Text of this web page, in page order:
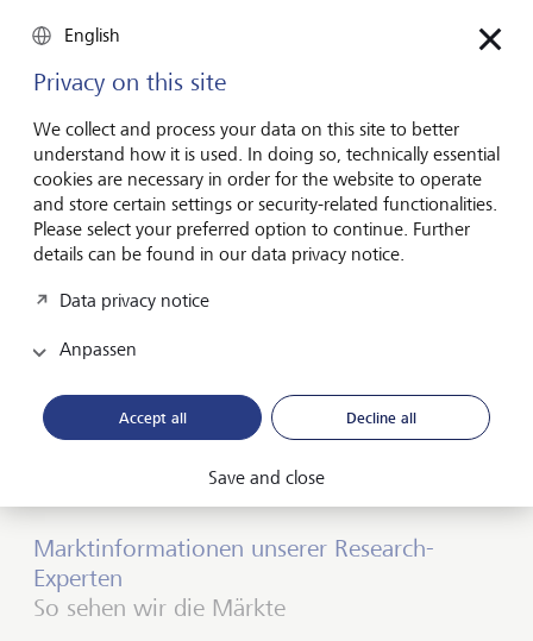
aufgrund dieses harten Regimes bisweilen
Unstimmigkeiten auf. So beschwerten sich WSJ-Reporter
im vorigen Juni über einen Meinungsartikel des damaligen
Vizepräsidenten Mike Pence, in dem dieser behauptet
hatte, Amerika stehe keine «zweite Welle» von Corona-
Infektionen bevor.
Es kam bekanntlich ganz anders. Gigot, der preisgekrönte
Meinungsmacher, gab sich allerdings ungerührt. In einem
(unsignierten) Meinungsartikel verwies er darauf, dass
Newsroom und «Opinion Pages» strikt getrennt arbeiteten.
Intoleranz auf seinen Seiten keinen Platz habe – weil er
gewinnen.
Marktinformationen unserer Research-
Experten
So sehen wir die Märkte
English
Privacy on this site
We collect and process your data on this site to better
understand how it is used. In doing so, technically essential
cookies are necessary in order for the website to operate
and store certain settings or security-related functionalities.
Please select your preferred option to continue. Further
details can be found in our data privacy notice.
Data privacy notice
Anpassen
Accept all Decline all
Save and close